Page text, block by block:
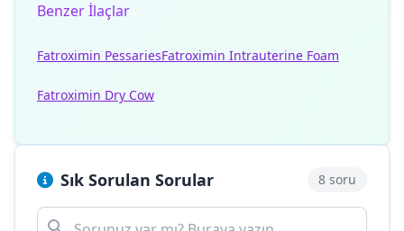
Benzer İlaçlar
Fatroximin PessariesFatroximin Intrauterine Foam
Fatroximin Dry Cow
Sık Sorulan Sorular 8 soru